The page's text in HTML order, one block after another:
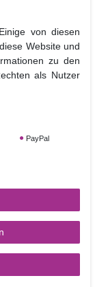
von diesen
Website und
zu den
als Nutzer
PayPal